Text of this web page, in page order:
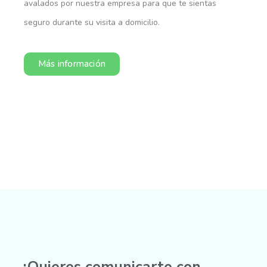
avalados por nuestra empresa para que te sientas
seguro durante su visita a domicilio.
Más información